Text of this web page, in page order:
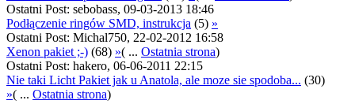
Ostatni Post: sebobass, 09-03-2013 18:46
Podłączenie ringów SMD, instrukcja (5) »
Ostatni Post: Michal750, 22-02-2012 16:58
Xenon pakiet ;-) (68) »( ... Ostatnia strona)
Ostatni Post: hakero, 06-06-2011 22:15
Nie taki Licht Pakiet jak u Anatola, ale moze sie spodoba... (30)
»( ... Ostatnia strona)